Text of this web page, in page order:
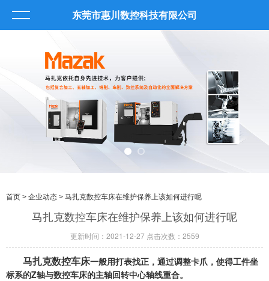
东莞市惠川数控科技有限公司
首页 > 企业动态 > 马扎克数控车床在维护保养上该如何进行呢
马扎克数控车床在维护保养上该如何进行呢
更新时间：2021-12-27 点击次数：2559
马扎克数控车床一般用打表找正，通过调整卡爪，使得工件坐
标系的Z轴与数控车床的主轴回转中心轴线重合。